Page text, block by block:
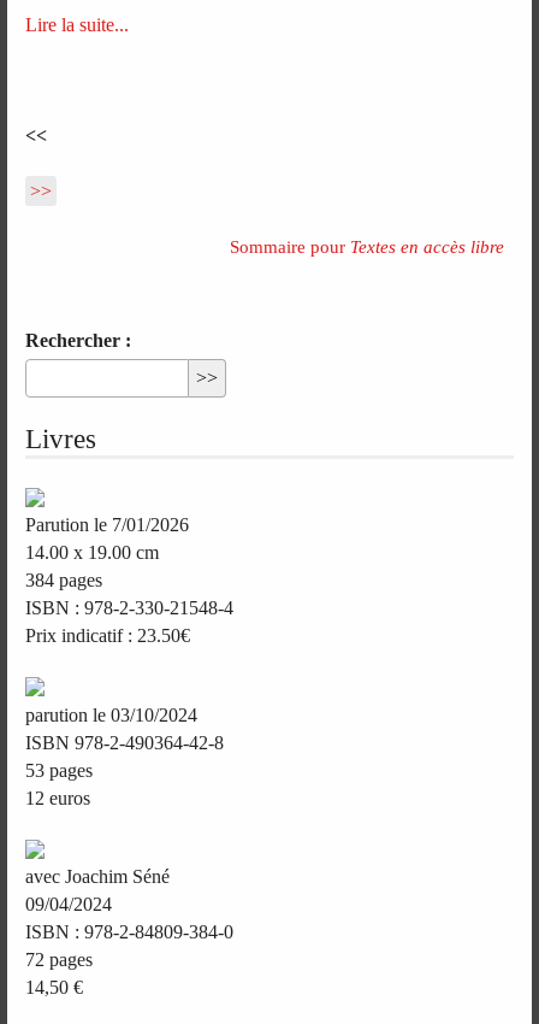
Lire la suite...
<<
>>
Sommaire pour Textes en accès libre
Rechercher :
Livres
Parution le 7/01/2026
14.00 x 19.00 cm
384 pages
ISBN : 978-2-330-21548-4
Prix indicatif : 23.50€
parution le 03/10/2024
ISBN 978-2-490364-42-8
53 pages
12 euros
avec Joachim Séné
09/04/2024
ISBN : 978-2-84809-384-0
72 pages
14,50 €